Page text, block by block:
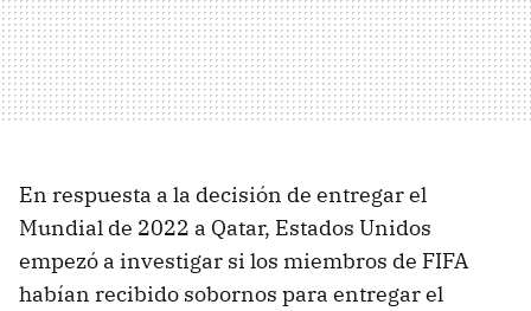
En respuesta a la decisión de entregar el
Mundial de 2022 a Qatar, Estados Unidos
empezó a investigar si los miembros de FIFA
habían recibido sobornos para entregar el